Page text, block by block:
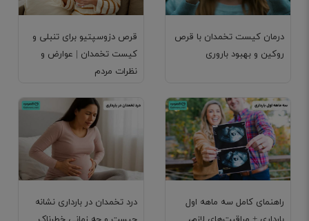
قرص دزوسپتیو برای تنبلی و
کیست تخمدان | عوارض و
نظرات مردم
درمان کیست تخمدان با قرص
روکین و بهبود باروری
درد تخمدان در بارداری نشانه
راهنمای کامل سه ماهه اول